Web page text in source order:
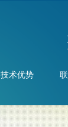
技术优势